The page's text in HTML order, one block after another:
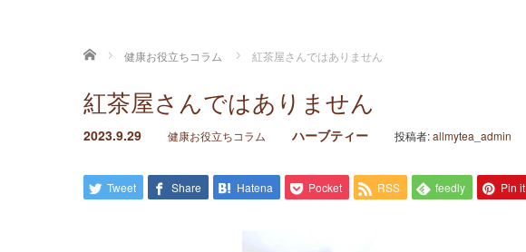
ホーム 健康お役立ちコラム 紅茶屋さんではありません
紅茶屋さんではありません
2023.9.29 健康お役立ちコラム ハーブティー 投稿者:allmytea_admin
Tweet Share Hatena Pocket RSS feedly Pin it